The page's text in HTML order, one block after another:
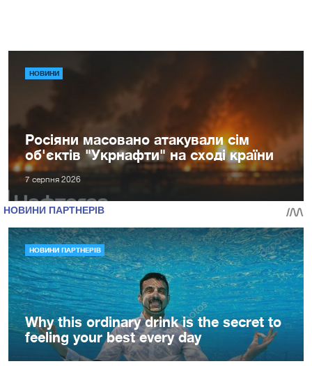
НОВИНИ
Росіяни масовано атакували сім
об'єктів "Укрнафти" на сході країни
7 серпня 2026